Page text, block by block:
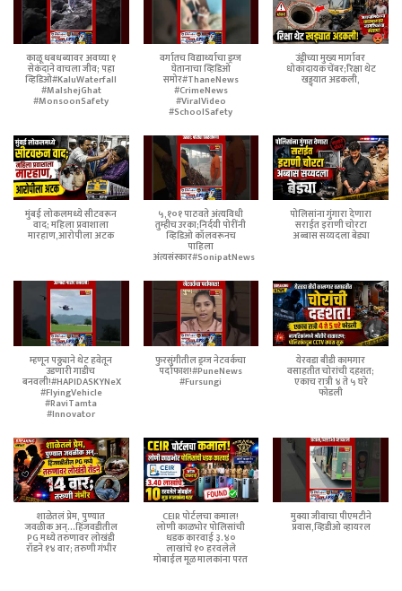
काळू धबधब्यावर अवघ्या १
सेकंदाने वाचला जीव; पहा
व्हिडिओ#KaluWaterfall
#MalshejGhat
#MonsoonSafety
वर्गातच विद्यार्थ्याचा ड्रग्ज
घेतानाचा व्हिडिओ
समोर#ThaneNews
#CrimeNews
#ViralVideo
#SchoolSafety
उंड्रीच्या मुख्य मार्गावर
धोकादायक चेंबर;रिक्षा थेट
खड्ड्यात अडकली,
मुंबई लोकलमध्ये सीटवरून
वाद; महिला प्रवाशाला
मारहाण,आरोपीला अटक
५,१०१ पाठवते अंत्यविधी
तुम्हीच उरका;निर्दयी पोरींनी
व्हिडिओ कॉलवरूनच
पाहिला
अंत्यसंस्कार#SonipatNews
पोलिसांना गुंगारा देणारा
सराईत इराणी चोरटा
अब्बास सय्यदला बेड्या
म्हणून पठ्ठ्याने थेट हवेतून
उडणारी गाडीच
बनवली!#HAPIDASKYNeX
#FlyingVehicle
#RaviTamta
#Innovator
फुरसुंगीतील ड्रग्ज नेटवर्कचा
पर्दाफाश!#PuneNews
#Fursungi
येरवडा बीडी कामगार
वसाहतीत चोरांची दहशत;
एकाच रात्री ४ ते ५ घरे
फोडली
शाळेतलं प्रेम, पुण्यात
जवळीक अन्...हिंजवडीतील
PG मध्ये तरुणावर लोखंडी
रॉडने १४ वार; तरुणी गंभीर
CEIR पोर्टलचा कमाल!
लोणी काळभोर पोलिसांची
धडक कारवाई ३.४०
लाखांचे १० हरवलेले
मोबाईल मूळ मालकांना परत
मुक्या जीवाचा पीएमटीने
प्रवास,व्हिडीओ व्हायरल